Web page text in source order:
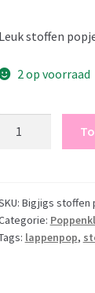
was:
€
Leuk stoffen
2 op voorraad
aantal
Bigjigs stoffen
lappenpop,